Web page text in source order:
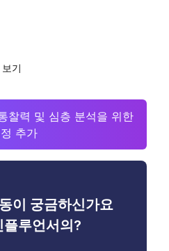
기
찰력 및 심층 분석을 위한
추가
이 궁금하신가요
플루언서의?